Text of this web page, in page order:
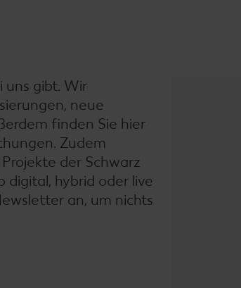
uns gibt. Wir
neue
finden Sie hier
Zudem
der Schwarz
digital, hybrid oder live
an, um nichts